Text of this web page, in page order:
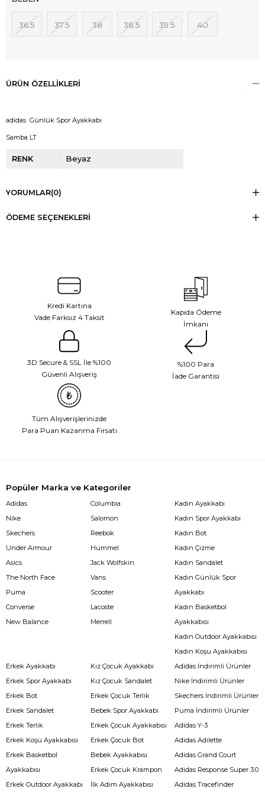
36.5 37.5 38 38.5 39.5 40
ÜRÜN ÖZELLIKLERI
adidas Günlük Spor Ayakkabı
Samba LT
RENK Beyaz
YORUMLAR(0)
ÖDEME SEÇENEKLERI
Kredi Kartına
Vade Farksız 4 Taksit
Kapıda Ödeme
İmkanı
3D Secure & SSL İle %100
Güvenli Alışveriş
%100 Para
İade Garantisi
Tüm Alışverişlerinizde
Para Puan Kazanma Fırsatı
Popüler Marka ve Kategoriler
Adidas
Nike
Skechers
Under Armour
Asics
The North Face
Puma
Converse
New Balance
Columbia
Salomon
Reebok
Hummel
Jack Wolfskin
Vans
Scooter
Lacoste
Merrell
Kadın Ayakkabı
Kadın Spor Ayakkabı
Kadın Bot
Kadın Çizme
Kadın Sandalet
Kadın Günlük Spor
Ayakkabı
Kadın Basketbol
Ayakkabısı
Kadın Outdoor Ayakkabısı
Kadın Koşu Ayakkabısı
Erkek Ayakkabı
Erkek Spor Ayakkabı
Erkek Bot
Erkek Sandalet
Erkek Terlik
Erkek Koşu Ayakkabısı
Erkek Basketbol
Ayakkabısı
Erkek Outdoor Ayakkabı
Kız Çocuk Ayakkabı
Kız Çocuk Sandalet
Erkek Çocuk Terlik
Bebek Spor Ayakkabı
Erkek Çocuk Ayakkabısı
Erkek Çocuk Bot
Bebek Ayakkabısı
Erkek Çocuk Krampon
İlk Adım Ayakkabısı
Adidas İndirimli Ürünler
Nike İndirimli Ürünler
Skechers İndirimli Ürünler
Puma İndirimli Ürünler
Adidas Y-3
Adidas Adilette
Adidas Grand Court
Adidas Response Super 3.0
Adidas Tracefinder